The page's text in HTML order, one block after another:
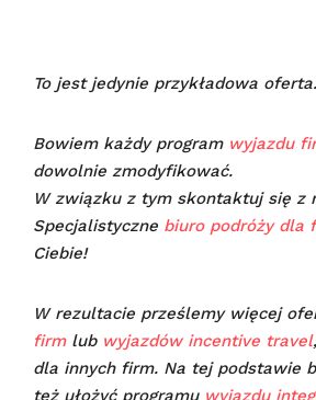
To jest jedynie przykładowa oferta.
Bowiem każdy program wyjazdu
dowolnie zmodyfikować.
W związku z tym skontaktuj się z
Specjalistyczne biuro podróży dla
Ciebie!
W rezultacie prześlemy więcej
firmlub wyjazdów incentive travel
dla innych firm. Na tej podstawie
też ułożyć programu wyjazdu